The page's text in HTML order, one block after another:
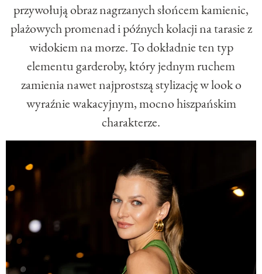
przywołują obraz nagrzanych słońcem kamienic,
plażowych promenad i późnych kolacji na tarasie z
widokiem na morze. To dokładnie ten typ
elementu garderoby, który jednym ruchem
zamienia nawet najprostszą stylizację w look o
wyraźnie wakacyjnym, mocno hiszpańskim
charakterze.